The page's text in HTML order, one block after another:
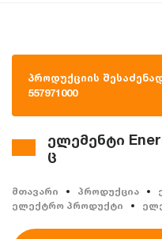
პროდუქციის
557971000
ელემენტი
ც
მთავარი პროდუქცია
ელექტრო პროდუქტი